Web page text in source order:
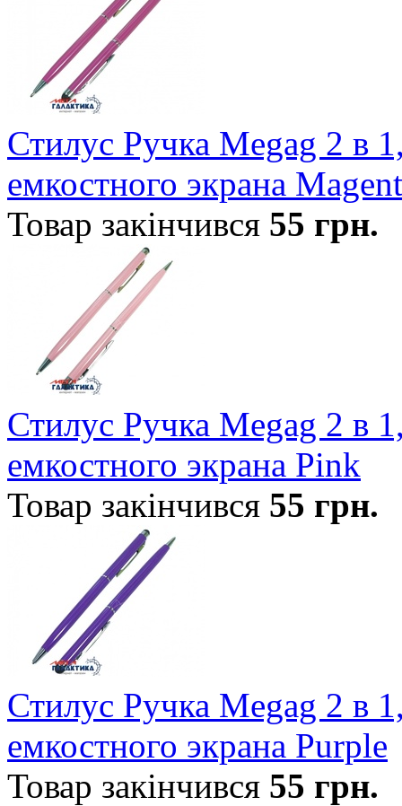
Стилус Ручка Megag 2 в
емкостного экрана
Товар закінчився 55 грн.
Стилус Ручка Megag 2 в
емкостного экрана Pink
Товар закінчився 55 грн.
Стилус Ручка Megag 2 в
емкостного экрана Purple
Товар закінчився 55 грн.